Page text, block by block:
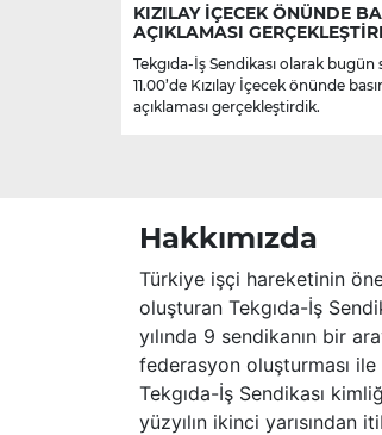
KIZILAY İÇECEK ÖNÜNDE
AÇIKLAMASI
Tekgıda-İş Sendikası olarak bugün
11.00’de Kızılay İçecek önünde
açıklaması gerçekleştirdik.
Hakkımızda
Türkiye işçi hareketinin
oluşturan Tekgıda-İş
yılında 9 sendikanın bir
federasyon oluşturması
Tekgıda-İş Sendikası
yüzyılın ikinci yarısından